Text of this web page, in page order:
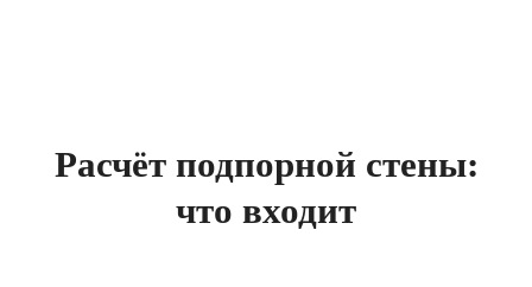
Расчёт подпорной стены:
что входит